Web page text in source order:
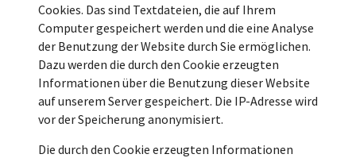
Cookies. Das sind Textdateien, die auf Ihrem
Computer gespeichert werden und die eine Analyse
der Benutzung der Website durch Sie ermöglichen.
Dazu werden die durch den Cookie erzeugten
Informationen über die Benutzung dieser Website
auf unserem Server gespeichert. Die IP-Adresse wird
vor der Speicherung anonymisiert.
Die durch den Cookie erzeugten Informationen